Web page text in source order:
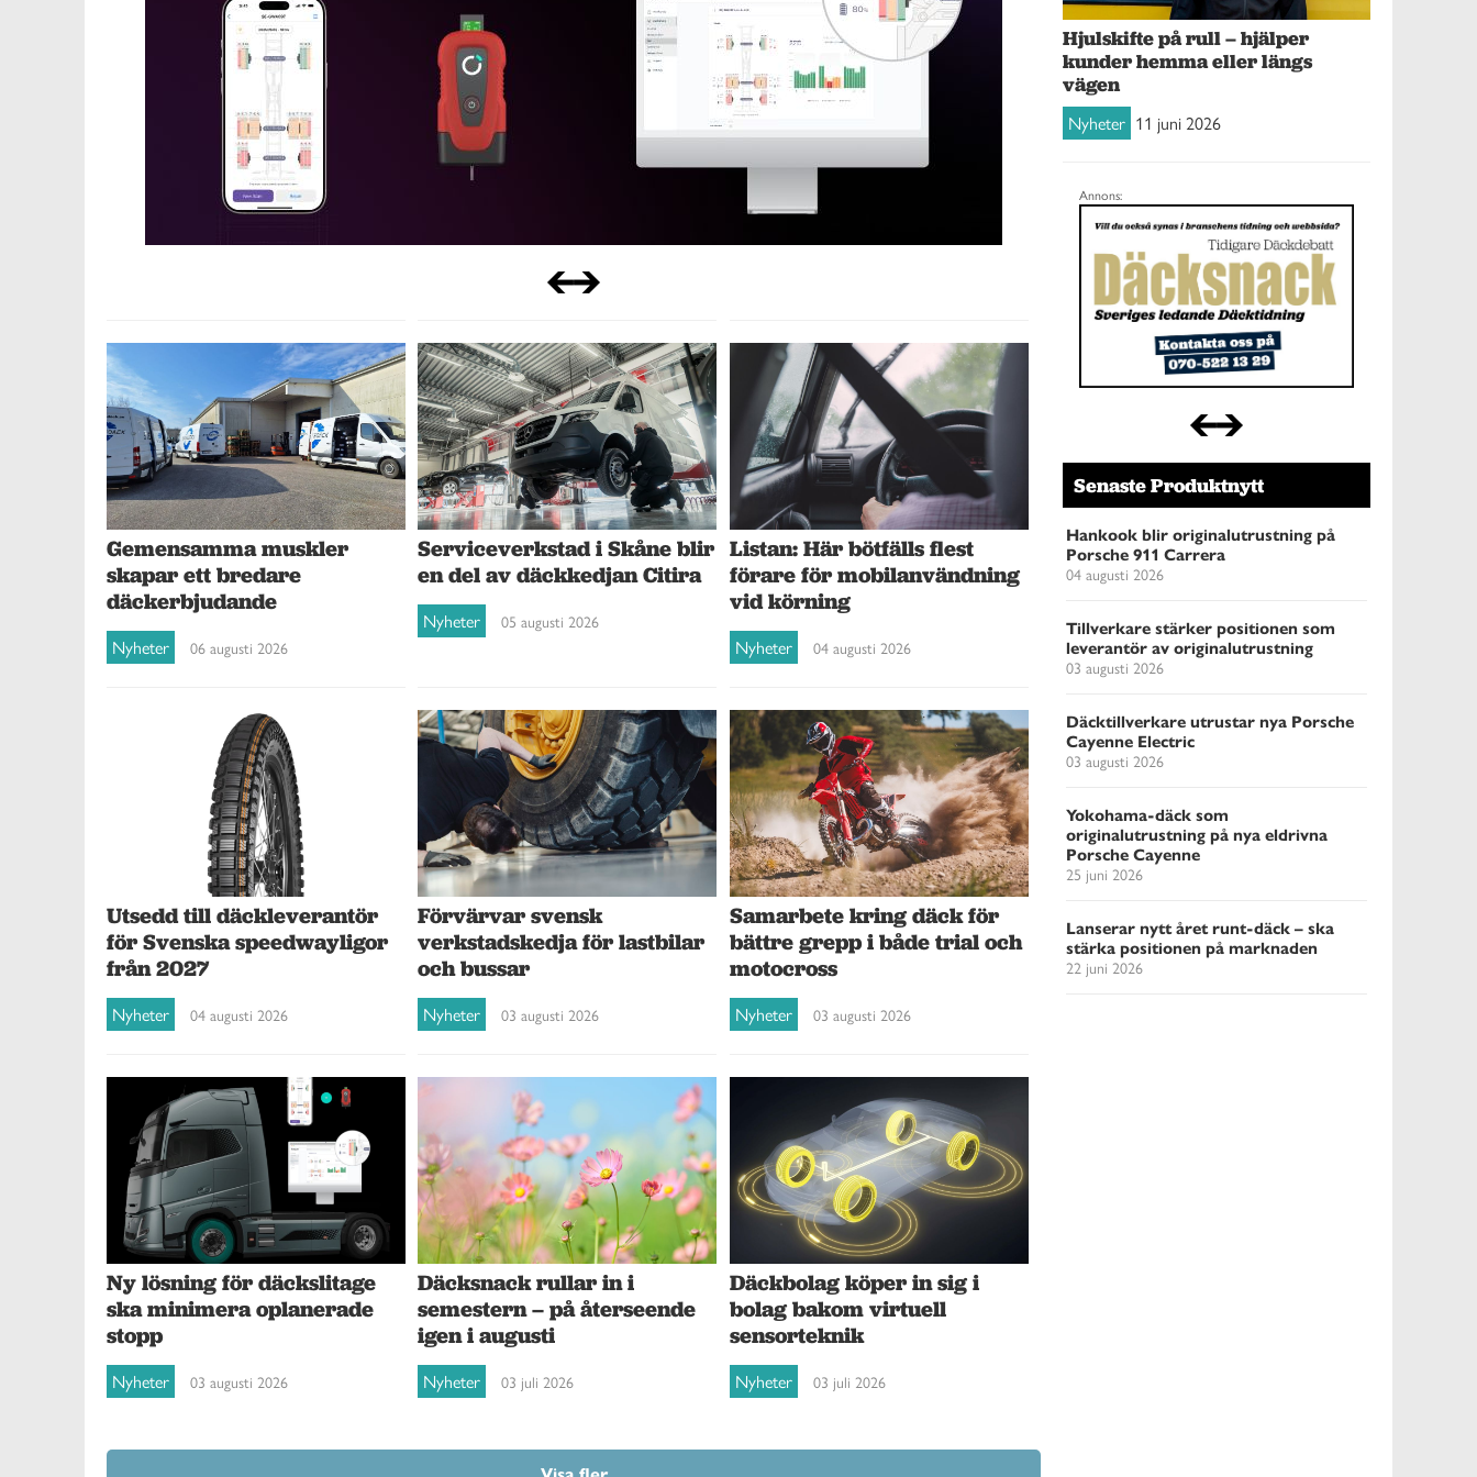
Gemensamma muskler
skapar ett bredare
däckerbjudande
Nyheter 06 augusti 2026
Serviceverkstad i Skåne blir
en del av däckkedjan Citira
Nyheter 05 augusti 2026
Listan: Här bötfälls flest
förare för mobilanvändning
vid körning
Nyheter 04 augusti 2026
Utsedd till däckleverantör
för Svenska speedwayligor
från 2027
Nyheter 04 augusti 2026
Förvärvar svensk
verkstadskedja för lastbilar
och bussar
Nyheter 03 augusti 2026
Samarbete kring däck för
bättre grepp i både trial och
motocross
Nyheter 03 augusti 2026
Ny lösning för däckslitage
ska minimera oplanerade
stopp
Nyheter 03 augusti 2026
Däcksnack rullar in i
semestern – på återseende
igen i augusti
Nyheter 03 juli 2026
Däckbolag köper in sig i
bolag bakom virtuell
sensorteknik
Nyheter 03 juli 2026
Hjulskifte på rull – hjälper
kunder hemma eller längs
vägen
Nyheter 11 juni 2026
Annons:
Senaste Produktnytt
Hankook blir originalutrustning på
Porsche 911 Carrera
04 augusti 2026
Tillverkare stärker positionen som
leverantör av originalutrustning
03 augusti 2026
Däcktillverkare utrustar nya Porsche
Cayenne Electric
03 augusti 2026
Yokohama-däck som
originalutrustning på nya eldrivna
Porsche Cayenne
25 juni 2026
Lanserar nytt året runt-däck – ska
stärka positionen på marknaden
22 juni 2026